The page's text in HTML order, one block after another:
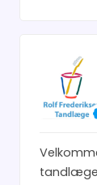
tandlæge